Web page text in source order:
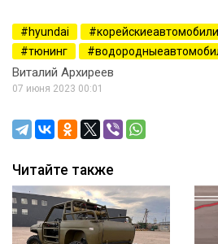
hyundai корейскиеавтомобили
тюнинг
Виталий Архиреев
07 июня 2023 00:01
Читайте также